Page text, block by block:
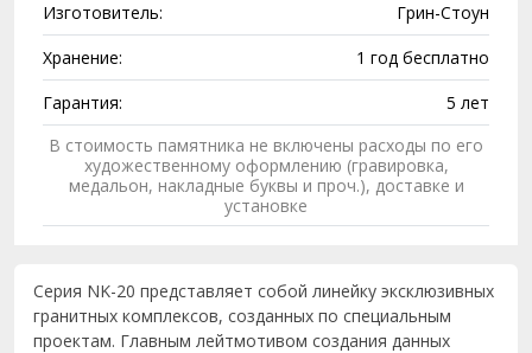
Изготовитель:
Грин-Стоун
Хранение:
1 год бесплатно
Гарантия:
5 лет
В стоимость памятника не включены расходы по его
художественному оформлению (гравировка,
медальон, накладные буквы и проч.), доставке и
установке
Серия NK-20 представляет собой линейку эксклюзивных
гранитных комплексов, созданных по специальным
проектам. Главным лейтмотивом создания данных